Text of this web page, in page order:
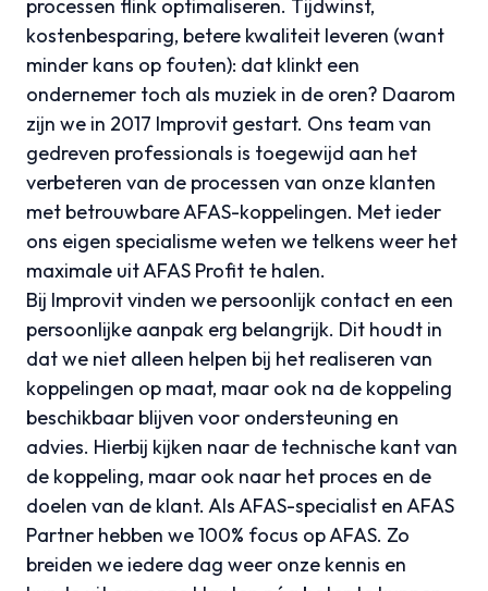
processen flink optimaliseren. Tijdwinst,
kostenbesparing, betere kwaliteit leveren (want
minder kans op fouten): dat klinkt een
ondernemer toch als muziek in de oren? Daarom
zijn we in 2017 Improvit gestart. Ons team van
gedreven professionals is toegewijd aan het
verbeteren van de processen van onze klanten
met betrouwbare AFAS-koppelingen. Met ieder
ons eigen specialisme weten we telkens weer het
maximale uit AFAS Profit te halen.
Bij Improvit vinden we persoonlijk contact en een
persoonlijke aanpak erg belangrijk. Dit houdt in
dat we niet alleen helpen bij het realiseren van
koppelingen op maat, maar ook na de koppeling
beschikbaar blijven voor ondersteuning en
advies. Hierbij kijken naar de technische kant van
de koppeling, maar ook naar het proces en de
doelen van de klant. Als AFAS-specialist en AFAS
Partner hebben we 100% focus op AFAS. Zo
breiden we iedere dag weer onze kennis en